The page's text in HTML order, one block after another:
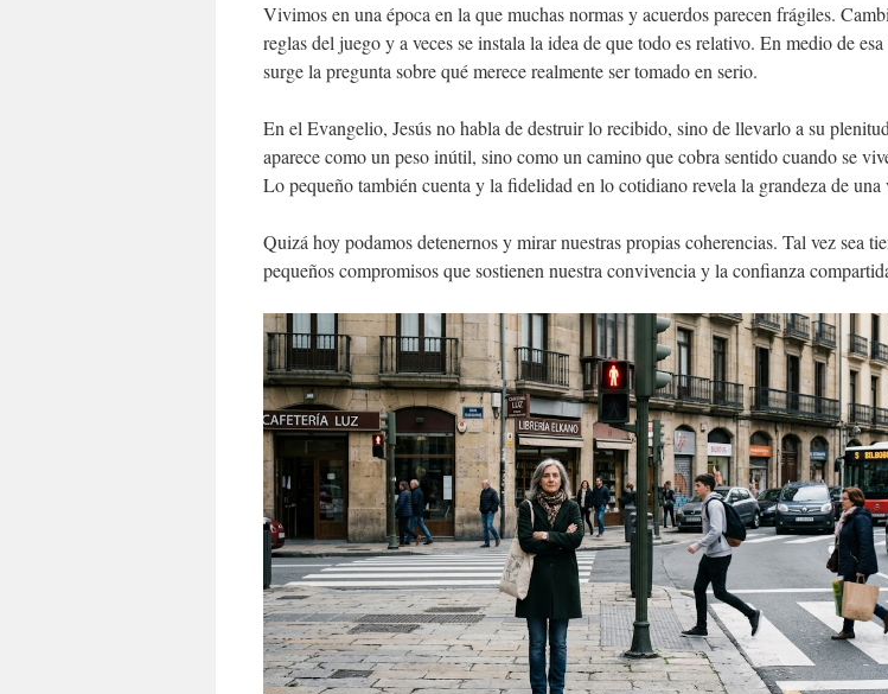
Vivimos en una época en la que muchas normas y acuerdos parecen frágiles.
reglas del juego y a veces se instala la idea de que todo es relativo. En medio de
surge la pregunta sobre qué merece realmente ser tomado en serio.
En el Evangelio, Jesús no habla de destruir lo recibido, sino de llevarlo a su
aparece como un peso inútil, sino como un camino que cobra sentido cuando se
Lo pequeño también cuenta y la fidelidad en lo cotidiano revela la grandeza de una
Quizá hoy podamos detenernos y mirar nuestras propias coherencias. Tal vez sea
pequeños compromisos que sostienen nuestra convivencia y la confianza